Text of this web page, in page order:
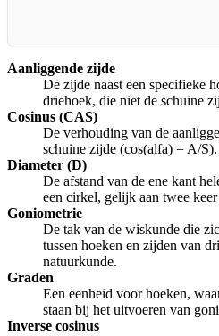
Aanliggende zijde
De zijde naast een specifieke
driehoek, die niet de schuine
Cosinus (CAS)
De verhouding van de
schuine zijde (cos(alfa) = A/S).
Diameter (D)
De afstand van de ene kant
een cirkel, gelijk aan twee keer
Goniometrie
De tak van de wiskunde die
tussen hoeken en zijden van
natuurkunde.
Graden
Een eenheid voor hoeken,
staan bij het uitvoeren van
Inverse cosinus